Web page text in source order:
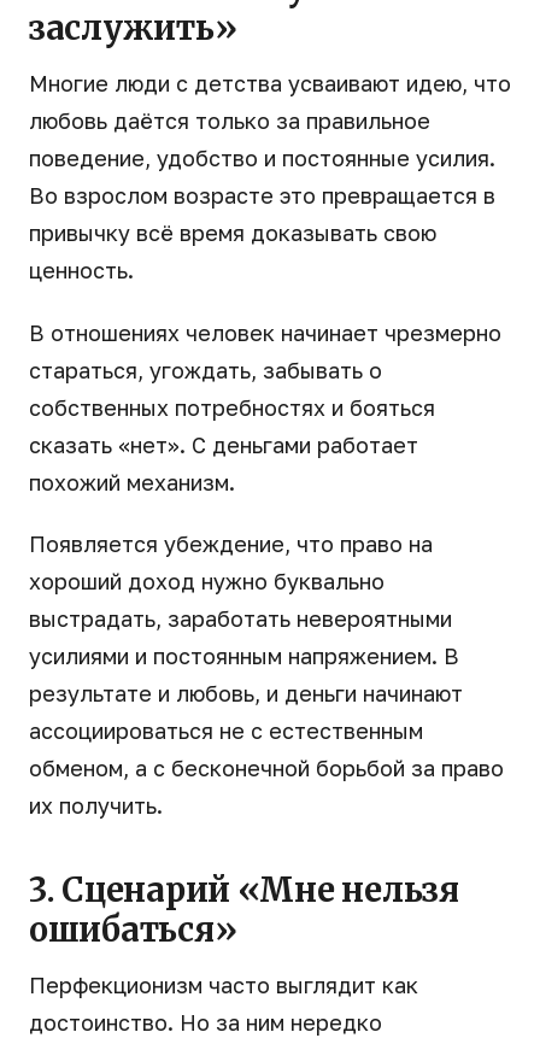
заслужить»
Многие люди с детства усваивают идею, что
любовь даётся только за правильное
поведение, удобство и постоянные усилия.
Во взрослом возрасте это превращается в
привычку всё время доказывать свою
ценность.
В отношениях человек начинает чрезмерно
стараться, угождать, забывать о
собственных потребностях и бояться
сказать «нет». С деньгами работает
похожий механизм.
Появляется убеждение, что право на
хороший доход нужно буквально
выстрадать, заработать невероятными
усилиями и постоянным напряжением. В
результате и любовь, и деньги начинают
ассоциироваться не с естественным
обменом, а с бесконечной борьбой за право
их получить.
3. Сценарий «Мне нельзя
ошибаться»
Перфекционизм часто выглядит как
достоинство. Но за ним нередко